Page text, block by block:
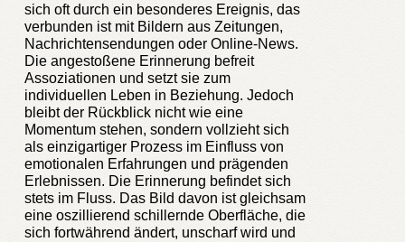
sich oft durch ein besonderes Ereignis, das
verbunden ist mit Bildern aus Zeitungen,
Nachrichtensendungen oder Online-News.
Die angestoßene Erinnerung befreit
Assoziationen und setzt sie zum
individuellen Leben in Beziehung. Jedoch
bleibt der Rückblick nicht wie eine
Momentum stehen, sondern vollzieht sich
als einzigartiger Prozess im Einfluss von
emotionalen Erfahrungen und prägenden
Erlebnissen. Die Erinnerung befindet sich
stets im Fluss. Das Bild davon ist gleichsam
eine oszillierend schillernde Oberfläche, die
sich fortwährend ändert, unscharf wird und